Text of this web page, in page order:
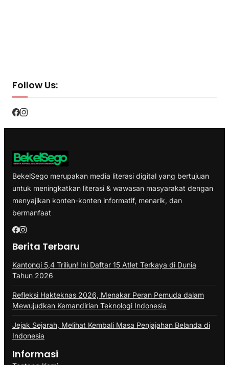
Follow Us:
BekelSego merupakan media literasi digital yang bertujuan
untuk meningkatkan literasi & wawasan masyarakat dengan
menyajikan konten-konten informatif, menarik, dan
bermanfaat
Berita Terbaru
Kantongi 5,4 Triliun! Ini Daftar 15 Atlet Terkaya di Dunia
Tahun 2026
Refleksi Hakteknas 2026, Menakar Peran Pemuda dalam
Mewujudkan Kemandirian Teknologi Indonesia
Jejak Sejarah, Melihat Kembali Masa Penjajahan Belanda di
Indonesia
Informasi